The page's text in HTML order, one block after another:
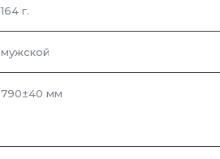
164 г.
мужской
790±40 мм